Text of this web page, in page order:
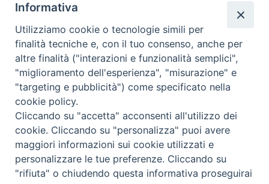
La nostra storia
Statuto
Presidenza e ufficio presidenza
Consiglio scientifico
Coordinamento nazionale
COPYRIGHT Scienza & Vita - C.F96600690588- Tutti i
Informativa
Utilizziamo cookie o tecnologie simili per
finalità tecniche e, con il tuo consenso, anche per
altre finalità ("interazioni e funzionalità semplici",
"miglioramento dell'esperienza", "misurazione" e
"targeting e pubblicità") come specificato nella
cookie policy.
Cliccando su "accetta" acconsenti all'utilizzo dei
cookie. Cliccando su "personalizza" puoi avere
maggiori informazioni sui cookie utilizzati e
personalizzare le tue preferenze. Cliccando su
"rifiuta" o chiudendo questa informativa proseguirai